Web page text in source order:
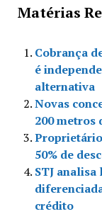
Matérias
Cobrança
é
alternativa
Novas
200 metros
50% de
STJ
crédito